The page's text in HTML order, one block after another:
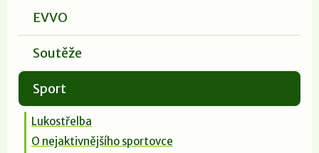
EVVO
Soutěže
Sport
Lukostřelba
O nejaktivnějšího sportovce